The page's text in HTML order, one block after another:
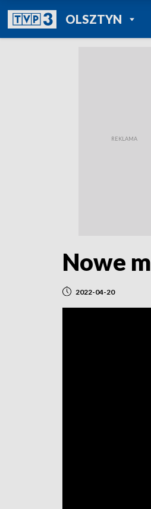
OLSZTYNPOWRÓT DO
TVP REGIONY
Nowe
2022-04-20